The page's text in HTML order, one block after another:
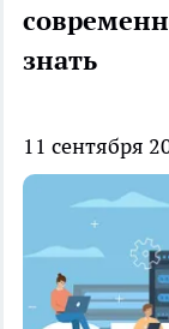
знать
11 сентября